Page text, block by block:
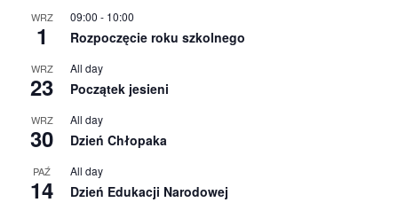
WRZ
1
09:00 - 10:00
Rozpoczęcie roku szkolnego
WRZ
23
All day
Początek jesieni
WRZ
30
All day
Dzień Chłopaka
PAŹ
14
All day
Dzień Edukacji Narodowej